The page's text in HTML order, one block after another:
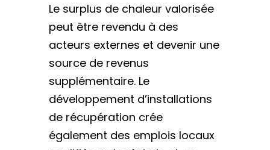
Le surplus de chaleur valorisée
peut être revendu à des
acteurs externes et devenir une
source de revenus
supplémentaire. Le
développement d’installations
de récupération crée
également des emplois locaux